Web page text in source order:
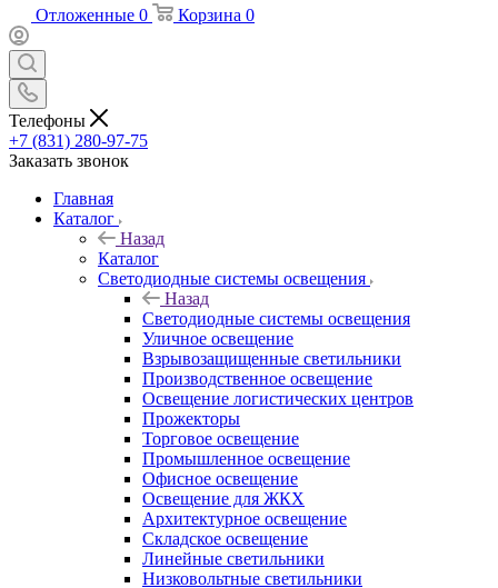
Отложенные 0 Корзина 0
Телефоны
+7 (831) 280-97-75
Заказать звонок
Главная
Каталог
Назад
Каталог
Светодиодные системы освещения
Назад
Светодиодные системы освещения
Уличное освещение
Взрывозащищенные светильники
Производственное освещение
Освещение логистических центров
Прожекторы
Торговое освещение
Промышленное освещение
Офисное освещение
Освещение для ЖКХ
Архитектурное освещение
Складское освещение
Линейные светильники
Низковольтные светильники